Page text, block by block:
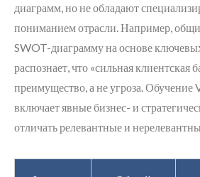
диаграмм, но не обладают
пониманием отрасли. Например,
SWOT-диаграмму на основе
распознает, что «сильная клиентская
преимущество, а не угроза.
включает явные бизнес- и
отличать релевантные и